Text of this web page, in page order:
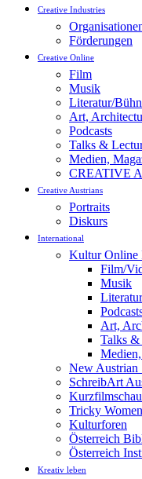
Creative Industries
Förderungen
Creative Online
Film
Musik
Literatur/
Art,
Podcasts
Talks &
Medien,
CREATIVE
Creative Austrians
Portraits
Diskurs
International
Kultur Online
Film/
Musik
Art,
Talks &
New Austrian
SchreibArt
Kurzfilmschau
Tricky
Kulturforen
Österreich
Österreich
Kreativ leben